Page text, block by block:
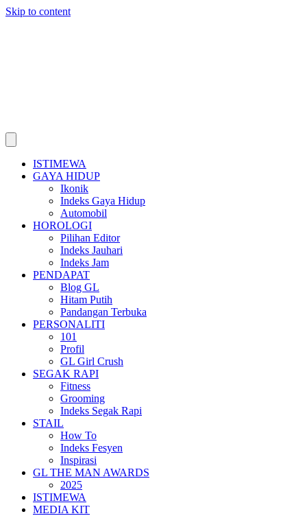
Skip to content
ISTIMEWA
GAYA HIDUP
Ikonik
Indeks Gaya Hidup
Automobil
HOROLOGI
Pilihan Editor
Indeks Jauhari
Indeks Jam
PENDAPAT
Blog GL
Hitam Putih
Pandangan Terbuka
PERSONALITI
101
Profil
GL Girl Crush
SEGAK RAPI
Fitness
Grooming
Indeks Segak Rapi
STAIL
How To
Indeks Fesyen
Inspirasi
GL THE MAN AWARDS
2025
ISTIMEWA
MEDIA KIT